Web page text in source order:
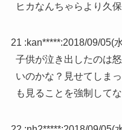
ヒカなんちゃらより久
21 :kan*****:2018/09/05(
子供が泣き出したのは
いのかな？見せてしま
も見ることを強制してな